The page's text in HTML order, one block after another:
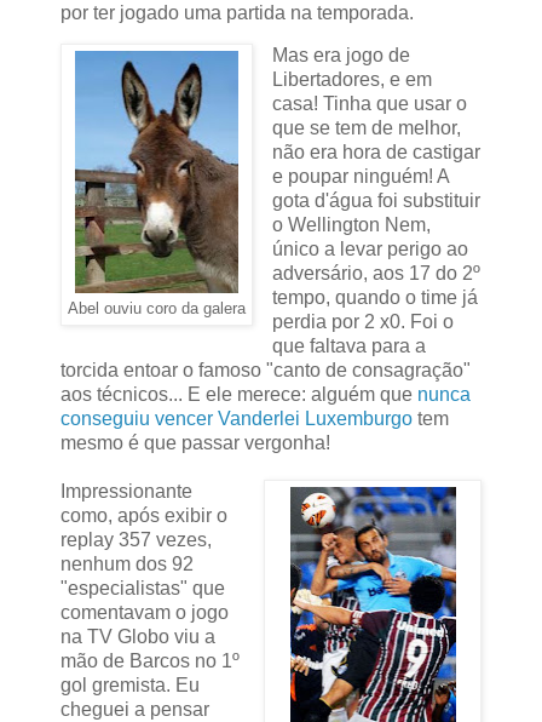
por ter jogado uma partida na temporada.
Abel ouviu coro da galera
Mas era jogo de
Libertadores, e em
casa! Tinha que usar o
que se tem de melhor,
não era hora de castigar
e poupar ninguém! A
gota d'água foi substituir
o Wellington Nem,
único a levar perigo ao
adversário, aos 17 do 2º
tempo, quando o time já
perdia por 2 x0. Foi o
que faltava para a
torcida entoar o famoso "canto de consagração"
aos técnicos... E ele merece: alguém que nunca
conseguiu vencer Vanderlei Luxemburgo tem
mesmo é que passar vergonha!
Impressionante
como, após exibir o
replay 357 vezes,
nenhum dos 92
"especialistas" que
comentavam o jogo
na TV Globo viu a
mão de Barcos no 1º
gol gremista. Eu
cheguei a pensar